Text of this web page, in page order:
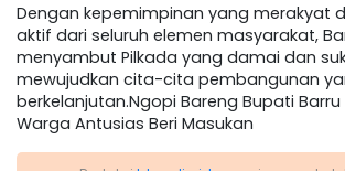
Dengan kepemimpinan yang merakyat
aktif dari seluruh elemen masyarakat,
menyambut Pilkada yang damai dan
mewujudkan cita-cita pembangunan
berkelanjutan.Ngopi Bareng Bupati Barru
Warga Antusias Beri Masukan